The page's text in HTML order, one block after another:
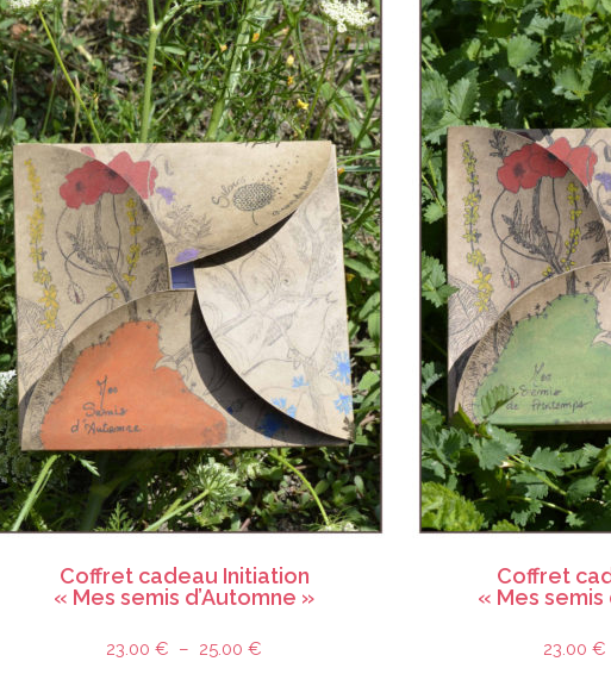
Coffret cadeau Initiation
« Mes semis d’Automne »
23.00€ – 25.00€
Coffret
« Mes
23.00€